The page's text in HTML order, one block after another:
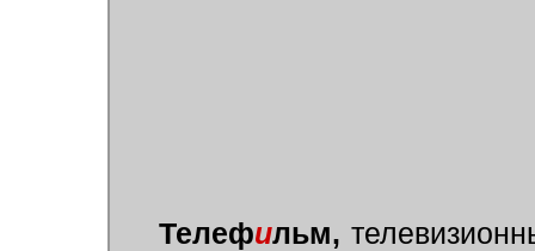
Телефильм,